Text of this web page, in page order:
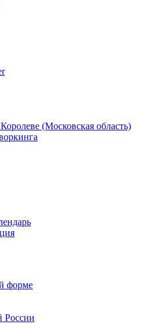
(Московская область)
форме
России